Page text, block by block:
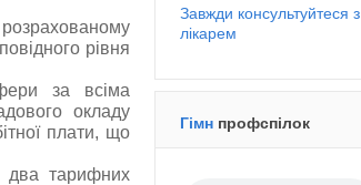
рівня
за всіма
окладу
плати, що
два тарифних
Завжди консультуйтеся з
лікарем
Гімн профспілок